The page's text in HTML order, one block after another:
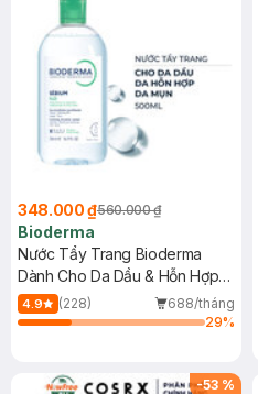
348.000 ₫560.000 ₫
Bioderma
Nước Tẩy Trang Bioderma
Dành Cho Da Dầu & Hỗn Hợp
500ml
4.9 (228)
688/tháng
29%
-53 %